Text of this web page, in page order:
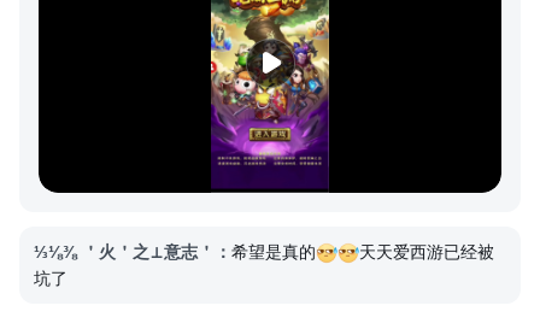
⅓⅛⅜ ＇火＇之⊥意志＇ ： 希望是真的
天天爱西游已经被
坑了